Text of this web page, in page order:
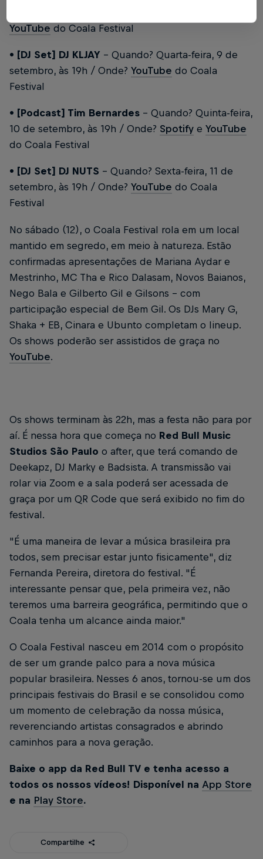
YouTube do Coala Festival
• [DJ Set] DJ KLJAY – Quando? Quarta-feira, 9 de
setembro, às 19h / Onde? YouTube do Coala
Festival
• [Podcast] Tim Bernardes – Quando? Quinta-feira,
10 de setembro, às 19h / Onde? Spotify e YouTube
do Coala Festival
• [DJ Set] DJ NUTS – Quando? Sexta-feira, 11 de
setembro, às 19h / Onde? YouTube do Coala
Festival
No sábado (12), o Coala Festival rola em um local
mantido em segredo, em meio à natureza. Estão
confirmadas apresentações de Mariana Aydar e
Mestrinho, MC Tha e Rico Dalasam, Novos Baianos,
Nego Bala e Gilberto Gil e Gilsons – com
participação especial de Bem Gil. Os DJs Mary G,
Shaka + EB, Cinara e Ubunto completam o lineup.
Os shows poderão ser assistidos de graça no
YouTube.
Os shows terminam às 22h, mas a festa não para por
aí. É nessa hora que começa no Red Bull Music
Studios São Paulo o after, que terá comando de
Deekapz, DJ Marky e Badsista. A transmissão vai
rolar via Zoom e a sala poderá ser acessada de
graça por um QR Code que será exibido no fim do
festival.
"É uma maneira de levar a música brasileira pra
todos, sem precisar estar junto fisicamente", diz
Fernanda Pereira, diretora do festival. "É
interessante pensar que, pela primeira vez, não
teremos uma barreira geográfica, permitindo que o
Coala tenha um alcance ainda maior."
O Coala Festival nasceu em 2014 com o propósito
de ser um grande palco para a nova música
popular brasileira. Nesses 6 anos, tornou-se um dos
principais festivais do Brasil e se consolidou como
um momento de celebração da nossa música,
reverenciando artistas consagrados e abrindo
caminhos para a nova geração.
Baixe o app da Red Bull TV e tenha acesso a
todos os nossos vídeos! Disponível na App Store
e na Play Store.
Compartilhe